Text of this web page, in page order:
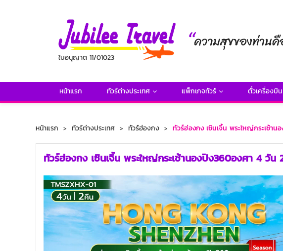
ใบอนุญาต 11/01023
หน้าแรก ทัวร์ต่างประเทศ แพ็กเกจทัวร์ ตั๋วเครื่องบิน
หน้าแรก ทัวร์ต่างประเทศ ทัวร์ฮ่องกง ทัวร์ฮ่องกง เซินเจิ้น พระใหญ่กระเช้า
ทัวร์ฮ่องกง เซินเจิ้น พระใหญ่กระเช้านองปิง360องศา 4 วัน